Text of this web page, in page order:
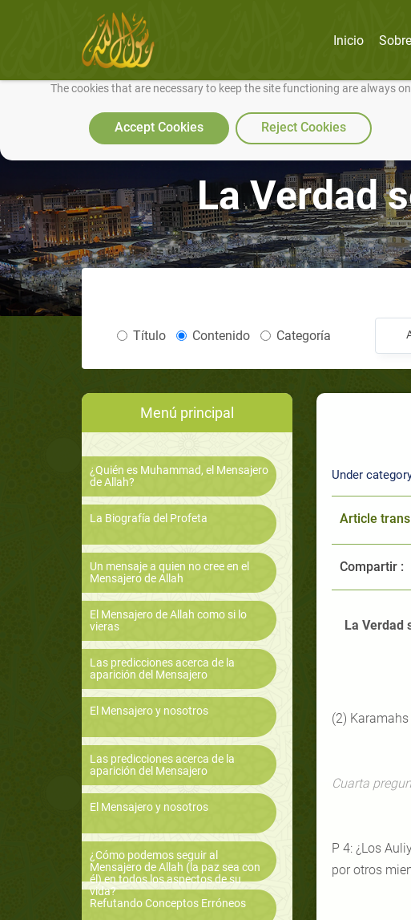
We use cookies to make our site work well for you and so we can continually
The cookies that are necessary to keep the site functioning are always on
Accept Cookies Reject Cookies
Inicio
La Verdad
Título Contenido Categoría
Menú principal
¿Quién es Muhammad, el Mensajero
de Allah?
La Biografía del Profeta
Un mensaje a quien no cree en el
Mensajero de Allah
El Mensajero de Allah como si lo
vieras
Las predicciones acerca de la
aparición del Mensajero
El Mensajero y nosotros
Las predicciones acerca de la
aparición del Mensajero
El Mensajero y nosotros
¿Cómo podemos seguir al
Mensajero de Allah (la paz sea con
él) en todos los aspectos de su
vida?
Refutando Conceptos Erróneos
Under
Article
Compartir :
La Verdad
(2)
Cuarta
P 4: ¿Los
por otros